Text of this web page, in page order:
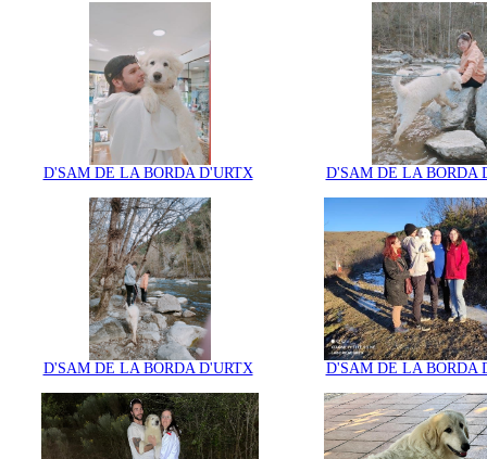
D'SAM DE LA BORDA D'URTX D'SAM DE LA BORDA
D'SAM DE LA BORDA D'URTX D'SAM DE LA BORDA